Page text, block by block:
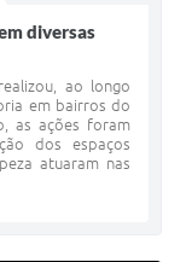
diversas
ao longo
em bairros do
as ações foram
dos espaços
atuaram nas